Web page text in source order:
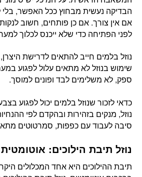
הבדיקה נעשית מבחוץ ככל האפשר,
אם אין צורך. אם כן פותחים, חשוב
לפני הפתיחה כדי שלא ייכנס לכלוך
שימוש בנוזל לא מתאים עלול לפגוע
ספק, לא משלימים לבד ופונים למוסך.
כדאי לזכור שנוזל בלמים יכול לפגוע
נוזל, מנקים בזהירות ובהקדם לפי
סיבה לעבוד עם כפפות, סמרטוטים
נוזל תיבת הילוכים:
תיבת ההילוכים היא אחד המכלולים